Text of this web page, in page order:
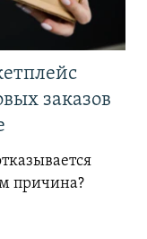
заказов
причина?